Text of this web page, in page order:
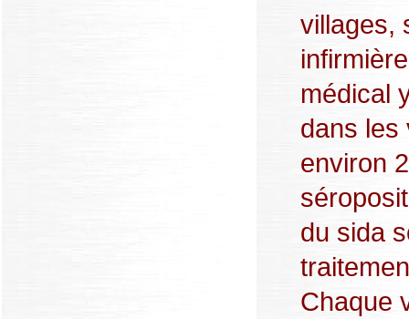
villages,
médical
dans les
environ
du sida
Chaque